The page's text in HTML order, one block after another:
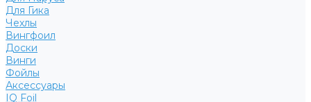
Для Гика
Чехлы
Вингфоил
Доски
Винги
Фойлы
Аксессуары
IQ Foil